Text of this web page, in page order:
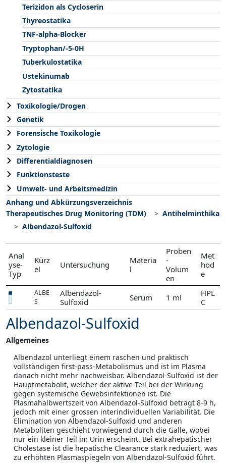
Terizidon als Cycloserin
Thyreostatika
TNF-alpha-Blocker
Tryptophan/-5-0H
Tuberkulostatika
Ustekinumab
Zytostatika
Toxikologie/Drogen
Genetik
Forensische Toxikologie
Zytologie
Differentialdiagnosen
Funktionsteste
Umwelt- und Arbeitsmedizin
Anhang und Abkürzungsverzeichnis
Therapeutisches Drug Monitoring (TDM)
Antihelminthika
Albendazol-Sulfoxid
Anal
yse-
Typ
Kürz
el
Untersuchung
Materia
l
Proben
-
Volum
en
Met
hod
e
ALBE
S
Albendazol-
Sulfoxid
Serum 1 ml
HPL
C
Albendazol-Sulfoxid
Allgemeines
Albendazol unterliegt einem raschen und praktisch
vollständigen first-pass-Metabolismus und ist im Plasma
danach nicht mehr nachweisbar. Albendazol-Sulfoxid ist der
Hauptmetabolit, welcher der aktive Teil bei der Wirkung
gegen systemische Gewebsinfektionen ist. Die
Plasmahalbwertszeit von Albendazol-Sulfoxid beträgt 8-9 h,
jedoch mit einer grossen interindividuellen Variabilität. Die
Elimination von Albendazol-Sulfoxid und anderen
Metaboliten geschieht vorwiegend durch die Galle, wobei
nur ein kleiner Teil im Urin erscheint. Bei extrahepatischer
Cholestase ist die hepatische Clearance stark reduziert, was
zu erhöhten Plasmaspiegeln von Albendazol-Sulfoxid führt.